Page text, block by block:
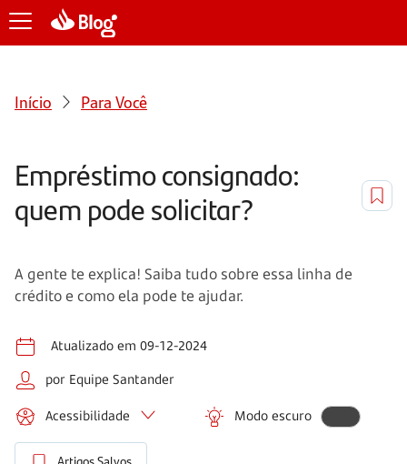
Início Para Você
Empréstimo consignado:
quem pode solicitar?
A gente te explica! Saiba tudo sobre essa linha de
crédito e como ela pode te ajudar.
Atualizado em 09-12-2024
por Equipe Santander
Acessibilidade Modo escuro